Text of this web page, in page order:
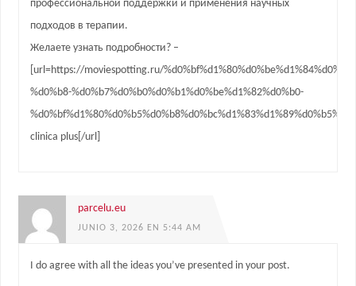
профессиональной поддержки и применения научных
подходов в терапии.
Желаете узнать подробности? –
[url=https://moviespotting.ru/
%d0%b8-%d0%b7%d0%b0%d0%b1%d0%be%d1%82%d0%b0-
clinica plus[/url]
parcelu.eu
JUNIO 3, 2026 EN 5:44 AM
I do agree with all the ideas you’ve presented in your post.